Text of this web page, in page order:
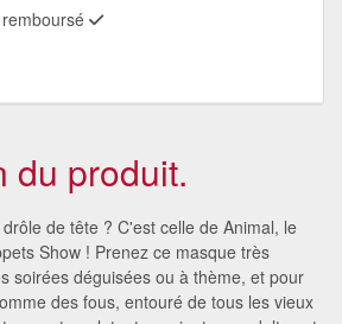
du produit.
de tête ? C'est celle de Animal, le
Show ! Prenez ce masque très
soirées déguisées ou à thème, et pour
des fous, entouré de tous les vieux